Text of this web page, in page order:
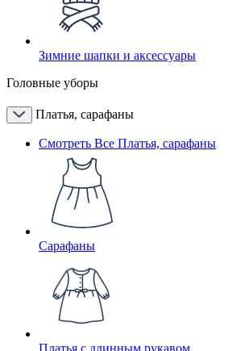
Зимние шапки и аксессуары
Головные уборы
Платья, сарафаны
Смотреть Все Платья, сарафаны
Сарафаны
Платья с длинным рукавом